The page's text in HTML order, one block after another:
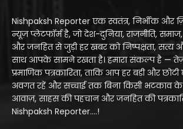
Nishpaksh Reporter एक स्वतंत्र, निर्भीक और
न्यूज़ प्लेटफॉर्म है, जो देश-दुनिया, राजनीति,
और जनहित से जुड़ी हर खबर को निष्पक्षता, सत्य
साथ आपके सामने रखता है। हमारा संकल्प है —
प्रमाणिक पत्रकारिता, ताकि आप हर बड़ी और
अवगत रहें और सच्चाई तक बिना किसी भटकाव
आवाज़, साहस की पहचान और जनहित की
Nishpaksh Reporter....!